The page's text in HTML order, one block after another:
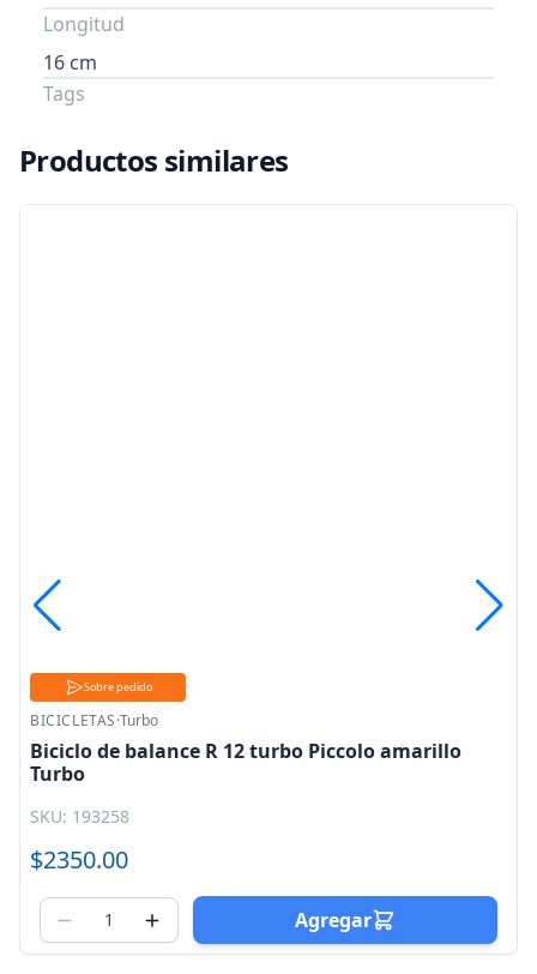
Longitud
16 cm
Tags
Productos similares
Sobre pedido
BICICLETAS·Turbo
Biciclo de balance R 12 turbo Piccolo amarillo
Turbo
SKU: 193258
$2350.00
Agregar